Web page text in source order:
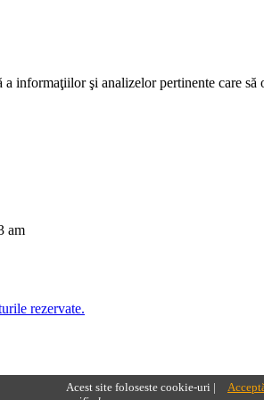
Acest site foloseste cookie-uri |
a informaţiilor şi analizelor pertinente care
am
rezervate.